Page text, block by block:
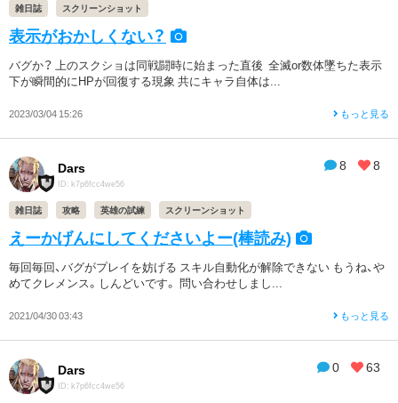
雑日誌 スクリーンショット
表示がおかしくない？
バグか？ 上のスクショは同戦闘時に始まった直後 全滅or数体墜ちた表示
下が瞬間的にHPが回復する現象 共にキャラ自体は...
2023/03/04 15:26 もっと見る
8 8
Dars
ID: k7p6fcc4we56
雑日誌 攻略 英雄の試練 スクリーンショット
えーかげんにしてくださいよー(棒読み)
毎回毎回、バグがプレイを妨げる スキル自動化が解除できない もうね、や
めてクレメンス。しんどいです。 問い合わせしまし...
2021/04/30 03:43 もっと見る
0 63
Dars
ID: k7p6fcc4we56